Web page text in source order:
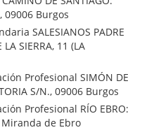
09006 Burgos
SALESIANOS PADRE
SIERRA, 11 (LA
Profesional SIMÓN DE
S/N., 09006 Burgos
Profesional RÍO EBRO:
Miranda de Ebro